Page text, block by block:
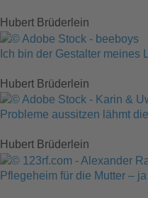
Hubert Brüderlein
Ich bin der Gestalter meines
Hubert Brüderlein
Probleme aussitzen lähmt
Hubert Brüderlein
Pflegeheim für die Mutter –